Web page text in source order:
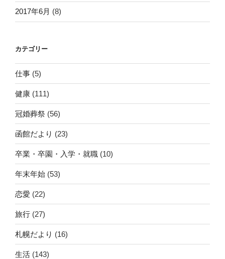
2017年6月 (8)
カテゴリー
仕事 (5)
健康 (111)
冠婚葬祭 (56)
函館だより (23)
卒業・卒園・入学・就職 (10)
年末年始 (53)
恋愛 (22)
旅行 (27)
札幌だより (16)
生活 (143)